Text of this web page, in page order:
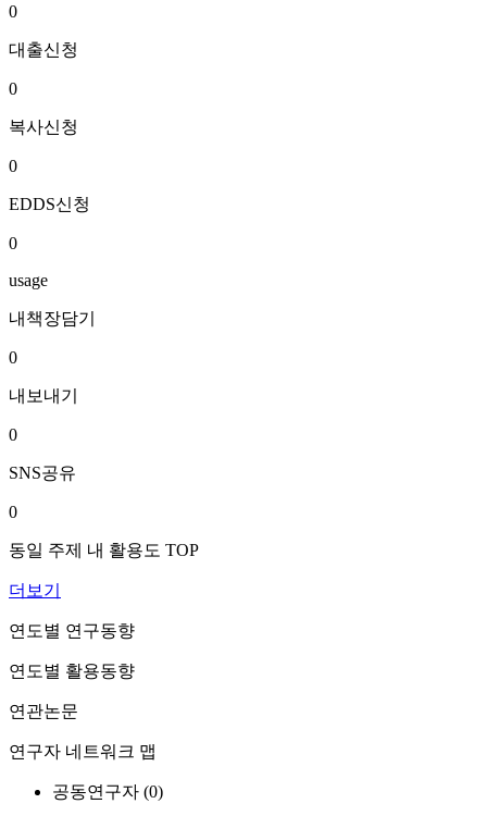
0
대출신청
0
복사신청
0
EDDS신청
0
usage
내책장담기
0
내보내기
0
SNS공유
0
동일 주제 내 활용도 TOP
더보기
연도별 연구동향
연도별 활용동향
연관논문
연구자 네트워크 맵
공동연구자 (0)